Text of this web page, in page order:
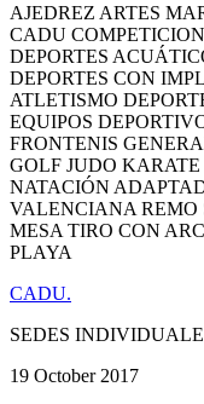
AJEDREZ ARTES
CADU
DEPORTES
DEPORTES CON
ATLETISMO
EQUIPOS
FRONTENIS
GOLF JUDO
NATACIÓN
VALENCIANA REMO
MESA TIRO CON
PLAYA
CADU.
SEDES
19 October 2017